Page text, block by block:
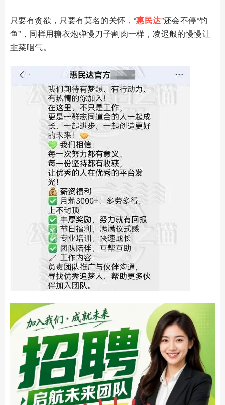
只要有贪欲，只要有莫名的关怀，“惠民达”还会不停“钓
鱼”，同样用糖衣炮弹慢刀子割肉一样，凌迟般的慢慢让
韭菜咽气。